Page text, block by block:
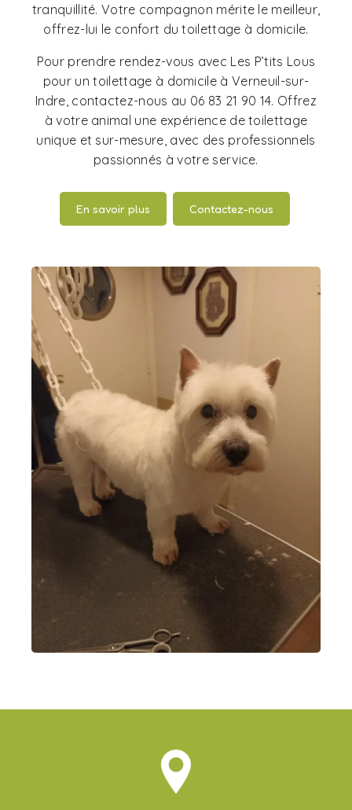
tranquillité. Votre compagnon mérite le meilleur,
offrez-lui le confort du toilettage à domicile.
Pour prendre rendez-vous avec Les P’tits Lous
pour un toilettage à domicile à Verneuil-sur-
Indre, contactez-nous au 06 83 21 90 14. Offrez
à votre animal une expérience de toilettage
unique et sur-mesure, avec des professionnels
passionnés à votre service.
En savoir plus Contactez-nous